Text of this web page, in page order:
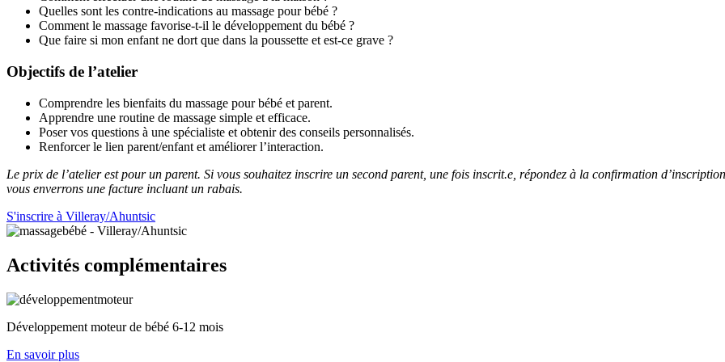
Quelles sont les contre-indications au massage pour bébé ?
Comment le massage favorise-t-il le développement du bébé ?
Que faire si mon enfant ne dort que dans la poussette et est-ce grave ?
Objectifs de l’atelier
Comprendre les bienfaits du massage pour bébé et parent.
Apprendre une routine de massage simple et efficace.
Poser vos questions à une spécialiste et obtenir des conseils personnalisés.
Renforcer le lien parent/enfant et améliorer l’interaction.
Le prix de l’atelier est pour un parent. Si vous souhaitez inscrire un second parent, une fois inscrit.e, répondez à la confirmation
vous enverrons une facture incluant un rabais.
S'inscrire à Villeray/Ahuntsic
Activités complémentaires
Développement moteur de bébé 6-12 mois
En savoir plus